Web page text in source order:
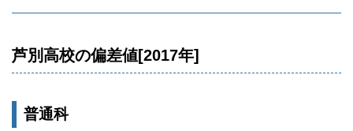
芦別高校の偏差値[2017年]
普通科